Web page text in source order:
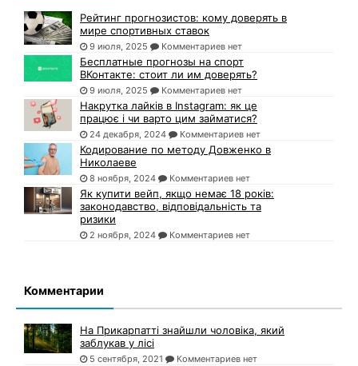
Рейтинг прогнозистов: кому доверять в
мире спортивных ставок
9 июля, 2025 Комментариев нет
Бесплатные прогнозы на спорт
ВКонтакте: стоит ли им доверять?
9 июля, 2025 Комментариев нет
Накрутка лайків в Instagram: як це
працює і чи варто цим займатися?
24 декабря, 2024 Комментариев нет
Кодирование по методу Довженко в
Николаеве
8 ноября, 2024 Комментариев нет
Як купити вейп, якщо немає 18 років:
законодавство, відповідальність та
ризики
2 ноября, 2024 Комментариев нет
Комментарии
На Прикарпатті знайшли чоловіка, який
заблукав у лісі
5 сентября, 2021 Комментариев нет